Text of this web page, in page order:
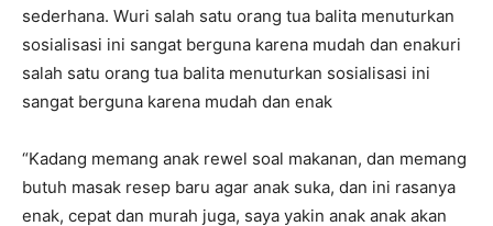
sederhana. Wuri salah satu orang tua balita menuturkan
sosialisasi ini sangat berguna karena mudah dan enakuri
salah satu orang tua balita menuturkan sosialisasi ini
sangat berguna karena mudah dan enak
“Kadang memang anak rewel soal makanan, dan memang
butuh masak resep baru agar anak suka, dan ini rasanya
enak, cepat dan murah juga, saya yakin anak anak akan